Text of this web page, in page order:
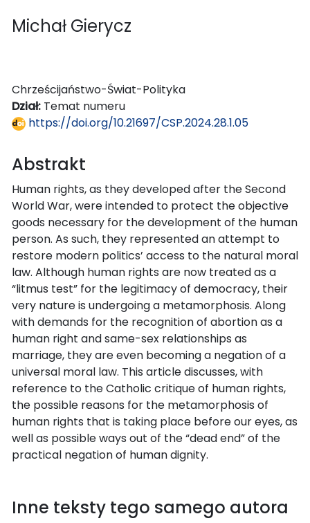
Michał Gierycz
Chrześcijaństwo-Świat-Polityka
Dział: Temat numeru
https://doi.org/10.21697/CSP.2024.28.1.05
Abstrakt
Human rights, as they developed after the Second
World War, were intended to protect the objective
goods necessary for the development of the human
person. As such, they represented an attempt to
restore modern politics’ access to the natural moral
law. Although human rights are now treated as a
“litmus test” for the legitimacy of democracy, their
very nature is undergoing a metamorphosis. Along
with demands for the recognition of abortion as a
human right and same-sex relationships as
marriage, they are even becoming a negation of a
universal moral law. This article discusses, with
reference to the Catholic critique of human rights,
the possible reasons for the metamorphosis of
human rights that is taking place before our eyes, as
well as possible ways out of the “dead end” of the
practical negation of human dignity.
Inne teksty tego samego autora